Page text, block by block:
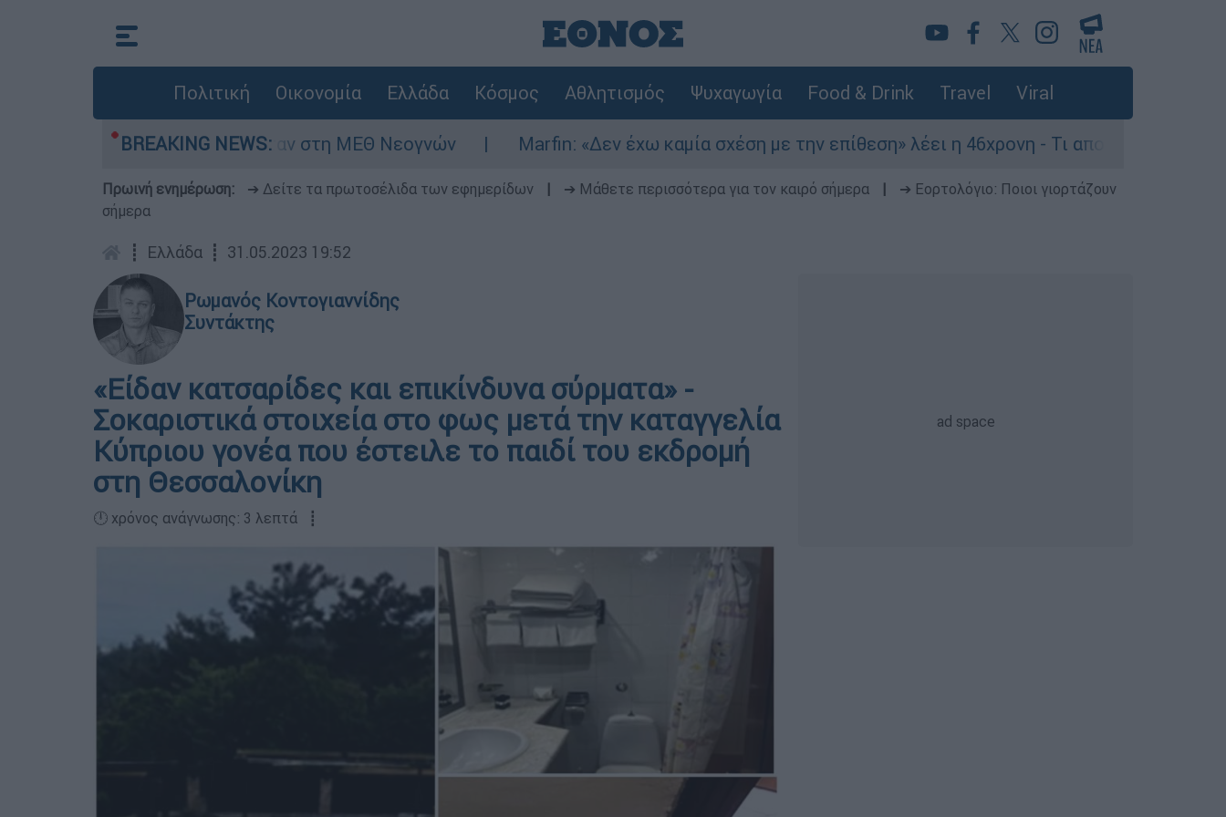
Πολιτική Οικονομία Ελλάδα Κόσμος Αθλητισμός Ψυχαγωγία Food & Drink Travel Viral
BREAKING NEWS:
ημερών - Νοσηλευόταν στη ΜΕΘ Νεογνών Marfin: «Δεν έχω καμία σχέση με την επίθεση» λέει η 46χρονη - Τι αποκάλυψε στους
Πρωινή ενημέρωση: ➔ Δείτε τα πρωτοσέλιδα των εφημερίδων ➔ Μάθετε περισσότερα για τον καιρό σήμερα
➔ Εορτολόγιο: Ποιοι γιορτάζουν
σήμερα
┋ Ελλάδα ┋ 31.05.2023 19:52
Ρωμανός Κοντογιαννίδης
Συντάκτης
«Είδαν κατσαρίδες και επικίνδυνα σύρματα» -
Σοκαριστικά στοιχεία στο φως μετά την καταγγελία
Κύπριου γονέα που έστειλε το παιδί του εκδρομή
στη Θεσσαλονίκη
🕛 χρόνος ανάγνωσης: 3 λεπτά ┋